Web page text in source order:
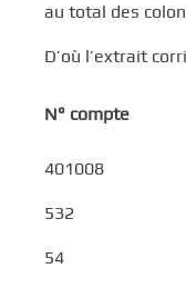
au total des
D’où l’extrait
N° compte
401008
532
54